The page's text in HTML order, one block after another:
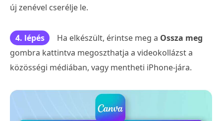
új zenével cserélje le.
4. lépés Ha elkészült, érintse meg a Ossza meg
gombra kattintva megoszthatja a videokollázst a
közösségi médiában, vagy mentheti iPhone-jára.